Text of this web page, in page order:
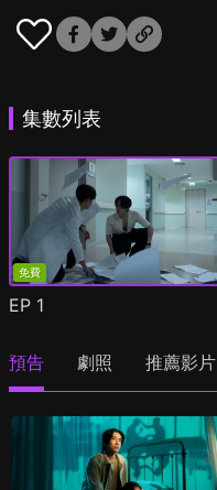
集數列表
免費
EP 1
預告 劇照 推薦影片